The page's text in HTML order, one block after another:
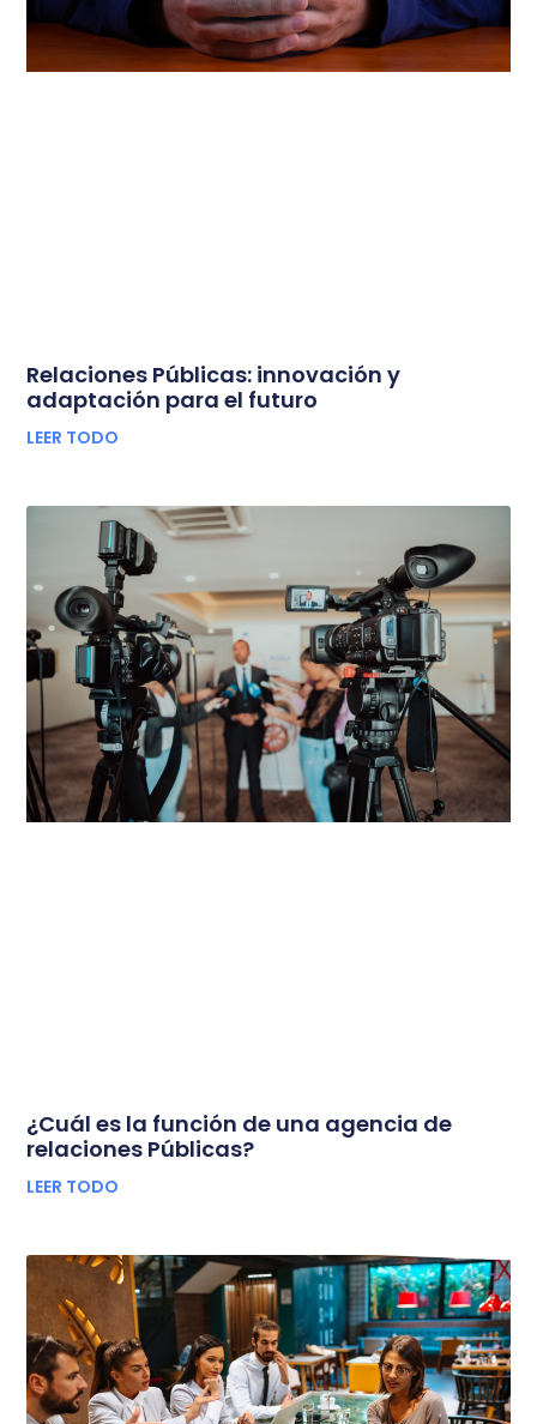
Relaciones Públicas: innovación y
adaptación para el futuro
LEER TODO
¿Cuál es la función de una agencia de
relaciones Públicas?
LEER TODO